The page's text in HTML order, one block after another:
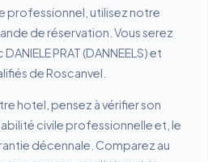
professionnel, utilisez notre
de réservation. Vous serez
PRAT (DANNEELS) et
de Roscanvel.
hotel, pensez à vérifier son
civile professionnelle et, le
décennale. Comparez au